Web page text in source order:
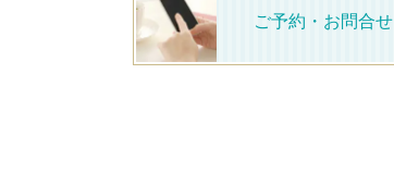
ご予約・お問合せ